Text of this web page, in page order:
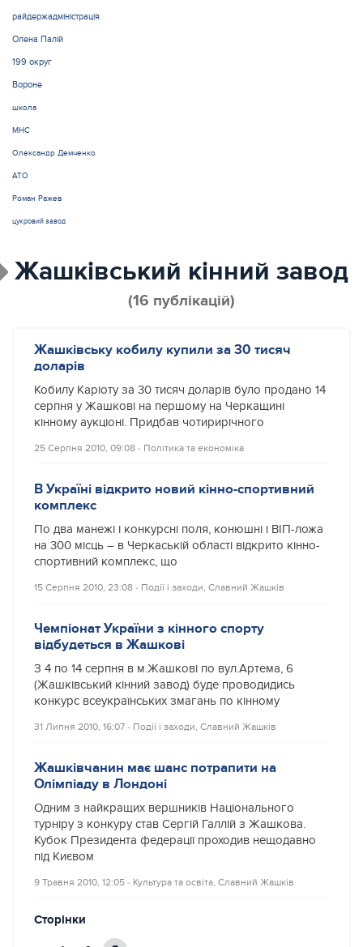
райдержадміністрація
Олена Палій
199 округ
Вороне
школа
МНС
Олександр Демченко
АТО
Роман Ражев
цукровий завод
Жашківський кінний завод
(16 публікацій)
Жашківську кобилу купили за 30 тисяч
доларів
Кобилу Каріоту за 30 тисяч доларів було продано 14
серпня у Жашкові на першому на Черкащині
кінному аукціоні. Придбав чотирирічного
25 Серпня 2010, 09:08 ‐ Політика та економіка
В Україні відкрито новий кінно-спортивний
комплекс
По два манежі і конкурсні поля, конюшні і ВІП-ложа
на 300 місць – в Черкаській області відкрито кінно-
спортивний комплекс, що
15 Серпня 2010, 23:08 ‐ Події і заходи, Славний Жашків
Чемпіонат України з кінного спорту
відбудеться в Жашкові
З 4 по 14 серпня в м.Жашкові по вул.Артема, 6
(Жашківський кінний завод) буде проводидись
конкурс всеукраїнських змагань по кінному
31 Липня 2010, 16:07 ‐ Події і заходи, Славний Жашків
Жашківчанин має шанс потрапити на
Олімпіаду в Лондоні
Одним з найкращих вершників Національного
турніру з конкуру став Сергій Галлій з Жашкова.
Кубок Президента федерації проходив нещодавно
під Києвом
9 Травня 2010, 12:05 ‐ Культура та освіта, Славний Жашків
Сторінки